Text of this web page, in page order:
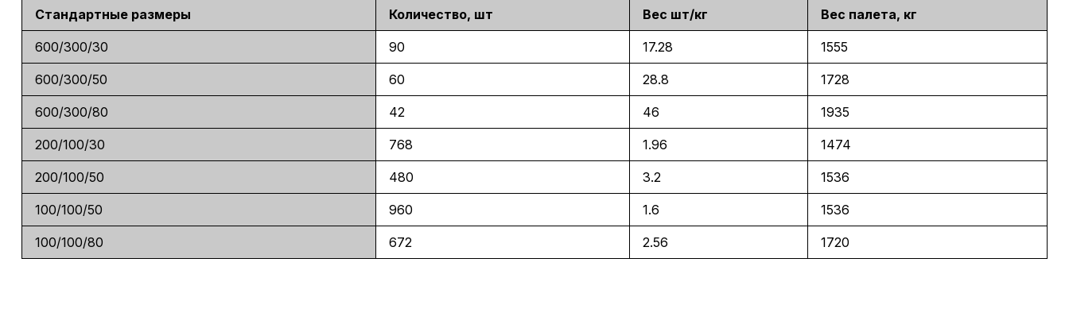
Стандартные размеры Вес шт/кг Вес палета, кг
600/300/30 90 17.28 1555
600/300/50 60 28.8 1728
600/300/80 42 46 1935
200/100/30 768 1.96 1474
200/100/50 480 3.2 1536
100/100/50 960 1.6 1536
100/100/80 672 2.56 1720